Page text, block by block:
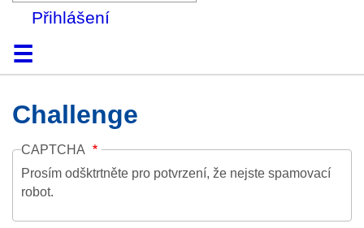
Přihlášení
DomůKolekce
Prohlížení
Vyhledávání
O platformě
Nápověda
KontaktDigitalia
Challenge
CAPTCHA
Prosím odšktrtněte pro potvrzení, že nejste spamovací
robot.